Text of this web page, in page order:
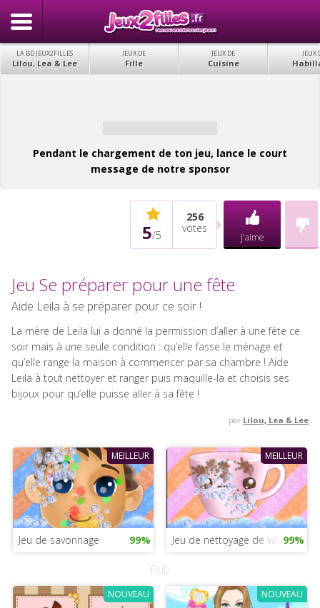
LA BD JEUX2FILLES
Lilou, Lea & Lee
JEUX DE
Fille
JEUX DE
Cuisine
JEUX
Pendant le chargement de ton jeu, lance le court
message de notre sponsor
5/5
256
votes
J'aime
Jeu Se préparer pour une fête
Aide Leila à se préparer pour ce soir !
La mère de Leila lui a donné la permission d’aller à une fête ce
soir mais à une seule condition : qu’elle fasse le ménage et
qu’elle range la maison à commencer par sa chambre ! Aide
Leila à tout nettoyer et ranger puis maquille-la et choisis ses
bijoux pour qu’elle puisse aller à sa fête !
par Lilou, Lea & Lee
MEILLEUR
Jeu de savonnage 99%
MEILLEUR
Jeu de nettoyage de vaisselle
99%
Pub
NOUVEAU NOUVEAU